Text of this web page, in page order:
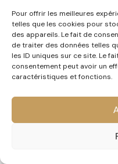
Pour offrir les meilleures
telles que les cookies pour
des appareils. Le fait de
de traiter des données telles
les ID uniques sur ce site. Le
consentement peut avoir un
caractéristiques et fonctions.
colorimétrie prestige, j'ai
de conseils ! Je pense
compléter avec les
Séverine Kankowsky
07/05/2026